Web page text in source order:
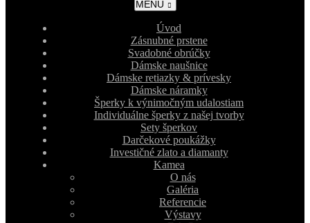
MENU
Úvod
Zásnubné prstene
Svadobné obrúčky
Dámske naušnice
Dámske retiazky & prívesky
Dámske náramky
Šperky k výnimočným udalostiam
Individuálne šperky z našej tvorby
Sety šperkov
Darčekové poukážky
Investičné zlato a diamanty
Kamea
O nás
Galéria
Referencie
Výstavy